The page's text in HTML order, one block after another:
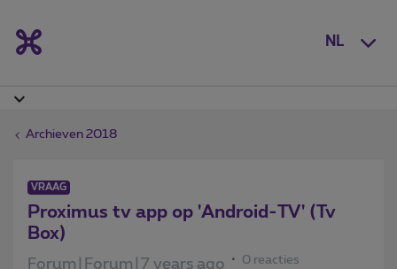
NL
Archieven 2018
VRAAG
Proximus tv app op 'Android-TV' (Tv
Box)
Forum|Forum|7 years ago 0 reacties